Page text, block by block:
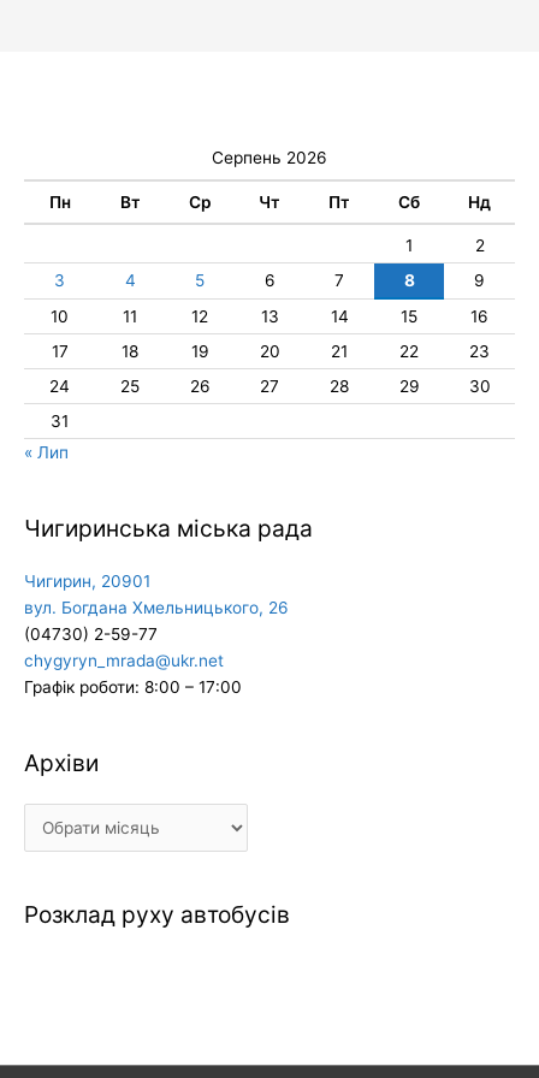
Серпень 2026
Пн Вт Ср Чт Пт Сб Нд
1
2
3
4 5 6 7 8
9
10
11 12 13 14 15
16
17
18 19 20 21 22
23
24
25 26 27 28 29
30
31
« Лип
Чигиринська міська рада
Чигирин, 20901
вул. Богдана Хмельницького, 26
(04730) 2-59-77
chygyryn_mrada@ukr.net
Графік роботи: 8:00 – 17:00
Архіви
Архіви
Розклад руху автобусів